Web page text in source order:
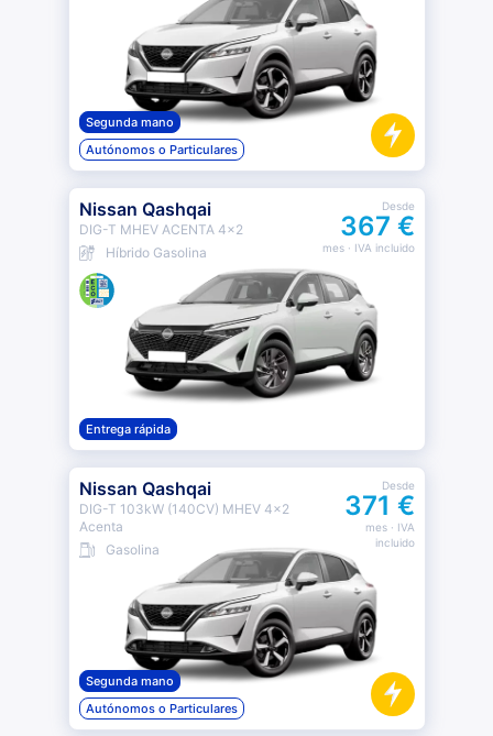
Segunda mano
Autónomos o Particulares
Nissan Qashqai
DIG-T MHEV ACENTA 4x2
Híbrido Gasolina
Desde
367 €
mes· IVA incluido
Entrega rápida
Nissan Qashqai
DIG-T 103kW (140CV) MHEV 4x2
Acenta
Gasolina
Desde
371 €
mes· IVA
incluido
Segunda mano
Autónomos o Particulares